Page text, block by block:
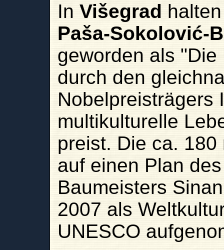
In Višegrad
Paša-Sokolović-
geworden als
durch den
Nobelpreisträgers
multikulturelle
preist. Die ca.
auf einen Plan
Baumeisters
2007 als
UNESCO